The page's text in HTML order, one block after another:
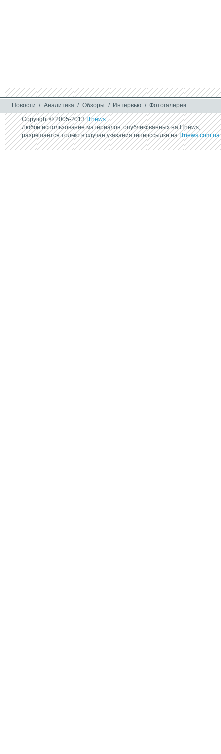
Новости / Аналитика / Обзоры / Интервью / Фотогалереи
Copyright © 2005-2013ITnews
Любое использование материалов, опубликованных на ITnews,
разрешается только в случае указания гиперссылки наITnews.com.ua